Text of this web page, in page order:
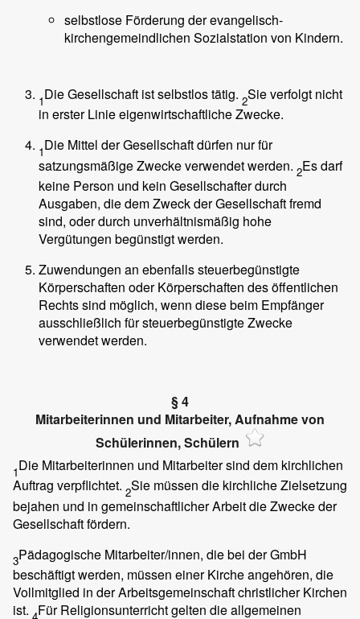
selbstlose Förderung der evangelisch-
kirchengemeindlichen Sozialstation von Kindern.
1Die Gesellschaft ist selbstlos tätig. 2Sie verfolgt nicht
in erster Linie eigenwirtschaftliche Zwecke.
1Die Mittel der Gesellschaft dürfen nur für
satzungsmäßige Zwecke verwendet werden. 2Es darf
keine Person und kein Gesellschafter durch
Ausgaben, die dem Zweck der Gesellschaft fremd
sind, oder durch unverhältnismäßig hohe
Vergütungen begünstigt werden.
Zuwendungen an ebenfalls steuerbegünstigte
Körperschaften oder Körperschaften des öffentlichen
Rechts sind möglich, wenn diese beim Empfänger
ausschließlich für steuerbegünstigte Zwecke
verwendet werden.
§ 4
Mitarbeiterinnen und Mitarbeiter, Aufnahme von
Schülerinnen, Schülern
1Die Mitarbeiterinnen und Mitarbeiter sind dem kirchlichen
Auftrag verpflichtet. 2Sie müssen die kirchliche Zielsetzung
bejahen und in gemeinschaftlicher Arbeit die Zwecke der
Gesellschaft fördern.
3Pädagogische Mitarbeiter/innen, die bei der GmbH
beschäftigt werden, müssen einer Kirche angehören, die
Vollmitglied in der Arbeitsgemeinschaft christlicher Kirchen
ist. Für Religionsunterricht gelten die allgemeinen